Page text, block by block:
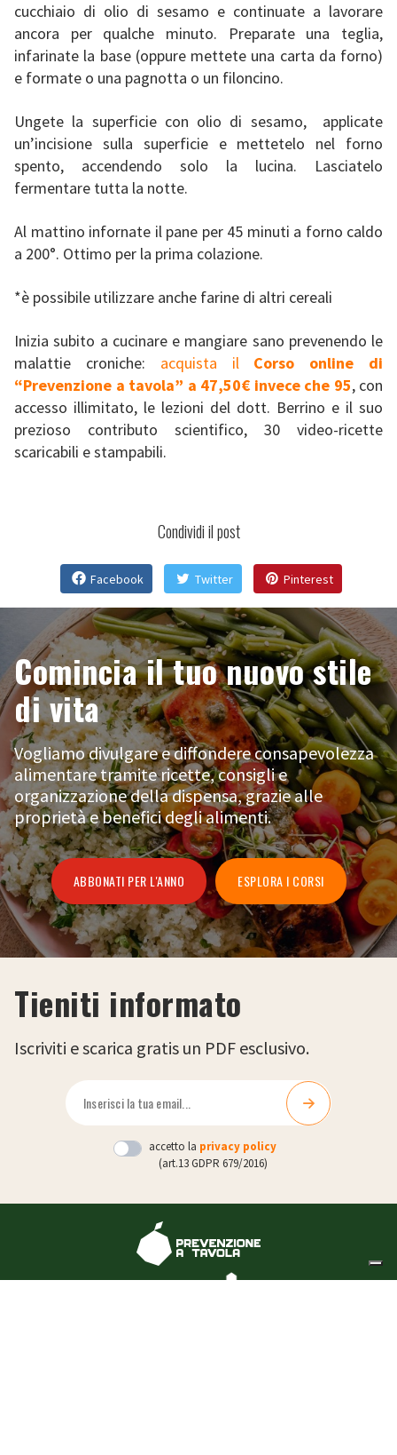
cucchiaio di olio di sesamo e continuate a lavorare
ancora per qualche minuto. Preparate una teglia,
infarinate la base (oppure mettete una carta da forno)
e formate o una pagnotta o un filoncino.
Ungete la superficie con olio di sesamo, applicate
un’incisione sulla superficie e mettetelo nel forno
spento, accendendo solo la lucina. Lasciatelo
fermentare tutta la notte.
Al mattino infornate il pane per 45 minuti a forno caldo
a 200°. Ottimo per la prima colazione.
*è possibile utilizzare anche farine di altri cereali
Inizia subito a cucinare e mangiare sano prevenendo le
malattie croniche: acquista il Corso online di
“Prevenzione a tavola” a 47,50€ invece che 95, con
accesso illimitato, le lezioni del dott. Berrino e il suo
prezioso contributo scientifico, 30 video-ricette
scaricabili e stampabili.
Condividi il post
Facebook Twitter Pinterest
Comincia il tuo nuovo stile
di vita
Vogliamo divulgare e diffondere consapevolezza
alimentare tramite ricette, consigli e
organizzazione della dispensa, grazie alle
proprietà e benefici degli alimenti.
ABBONATI PER L'ANNO ESPLORA I CORSI
Tieniti informato
Iscriviti e scarica gratis un PDF esclusivo.
accetto la privacy policy
(art.13 GDPR 679/2016)